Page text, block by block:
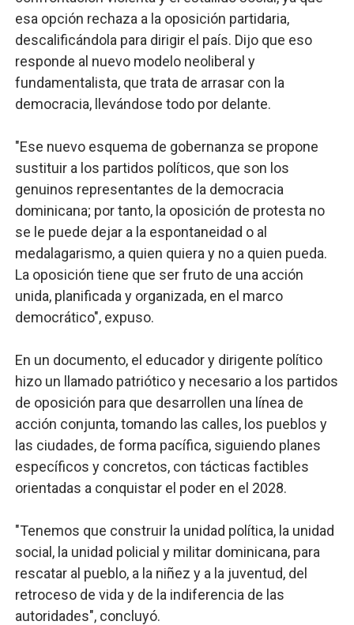
esa opción rechaza a la oposición partidaria,
descalificándola para dirigir el país. Dijo que eso
responde al nuevo modelo neoliberal y
fundamentalista, que trata de arrasar con la
democracia, llevándose todo por delante.
"Ese nuevo esquema de gobernanza se propone
sustituir a los partidos políticos, que son los
genuinos representantes de la democracia
dominicana; por tanto, la oposición de protesta no
se le puede dejar a la espontaneidad o al
medalagarismo, a quien quiera y no a quien pueda.
La oposición tiene que ser fruto de una acción
unida, planificada y organizada, en el marco
democrático", expuso.
En un documento, el educador y dirigente político
hizo un llamado patriótico y necesario a los partidos
de oposición para que desarrollen una línea de
acción conjunta, tomando las calles, los pueblos y
las ciudades, de forma pacífica, siguiendo planes
específicos y concretos, con tácticas factibles
orientadas a conquistar el poder en el 2028.
"Tenemos que construir la unidad política, la unidad
social, la unidad policial y militar dominicana, para
rescatar al pueblo, a la niñez y a la juventud, del
retroceso de vida y de la indiferencia de las
autoridades", concluyó.